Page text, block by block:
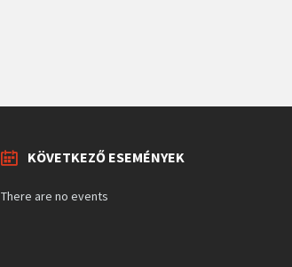
KÖVETKEZŐ ESEMÉNYEK
There are no events